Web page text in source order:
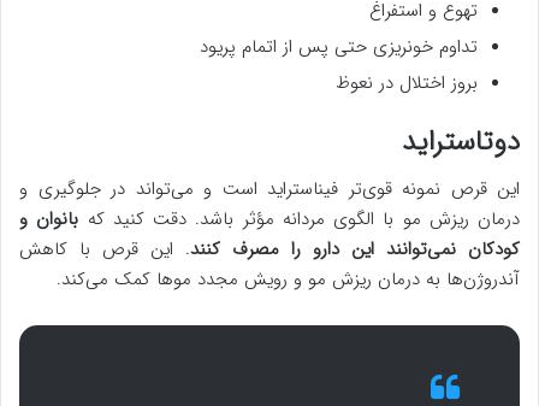
تهوع و استفراغ
تداوم خونریزی حتی پس از اتمام پریود
بروز اختلال در نعوظ
دوتاستراید
این قرص نمونه قوی‌تر فیناستراید است و می‌تواند در جلوگیری و
درمان ریزش مو با الگوی مردانه مؤثر باشد. دقت کنید که بانوان و
کودکان نمی‌توانند این دارو را مصرف کنند. این قرص با کاهش
آندروژن‌ها به درمان ریزش مو و رویش مجدد موها کمک می‌کند.